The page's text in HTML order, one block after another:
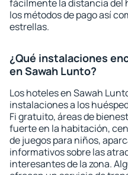
fácilmente la distancia del
los métodos de pago así
estrellas.
¿Qué instalaciones
en Sawah Lunto?
Los hoteles en Sawah
instalaciones a los
Fi gratuito, áreas de
fuerte en la habitación,
de juegos para niños,
informativos sobre las
interesantes de la zona.